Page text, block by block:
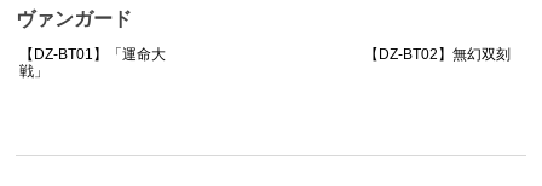
ヴァンガード
【DZ-BT01】「運命大
戦」
【DZ-BT02】無幻双刻